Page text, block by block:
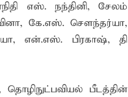
எஸ். நந்தினி, சேலம்
கே.எஸ். சௌந்தர்யா,
என்.எஸ். பிரகாஷ், தி
தொழிநுட்பவியல் பீடத்தின்